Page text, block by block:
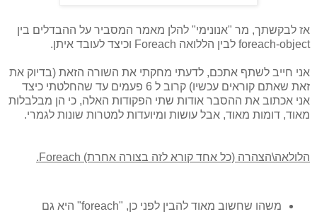
אז לבקשתך, מר "אנונימי" להלן מאמר המסביר על ההבדלים בין
foreach-object לבין הללואה Foreach וכיצד לעובד איתן.
אני חייב לשתף אתכם, לדעתי מחקתי את השורה הזאת (בדיוק את
זאת שאתם קוראים עכשיו) קרוב ל 6 פעמים עד שהחלטתי כיצד
אני אכתוב את ההסבר אודות שתי הפקודות האלה, כי הן מבלבלות
מאוד, דומות מאוד, אבל עושות ומיועדות למטרות שונות לגמרי.
הלולאה\הצהרה (כל אחד קורא לזה בצורה אחרת) Foreach.
משהו שחשוב מאוד להבין לפני כן, "foreach" היא גם